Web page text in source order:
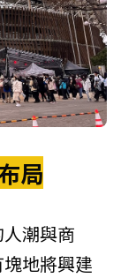
局
潮與商
地將興建